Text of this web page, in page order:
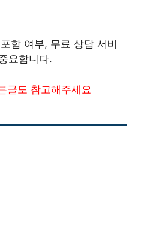
함 여부, 무료 상담 서비
요합니다.
글도 참고해주세요